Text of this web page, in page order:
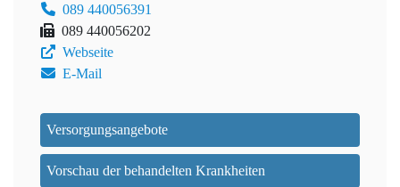
089 440056391
089 440056202
Webseite
E-Mail
Versorgungsangebote
Vorschau der behandelten Krankheiten